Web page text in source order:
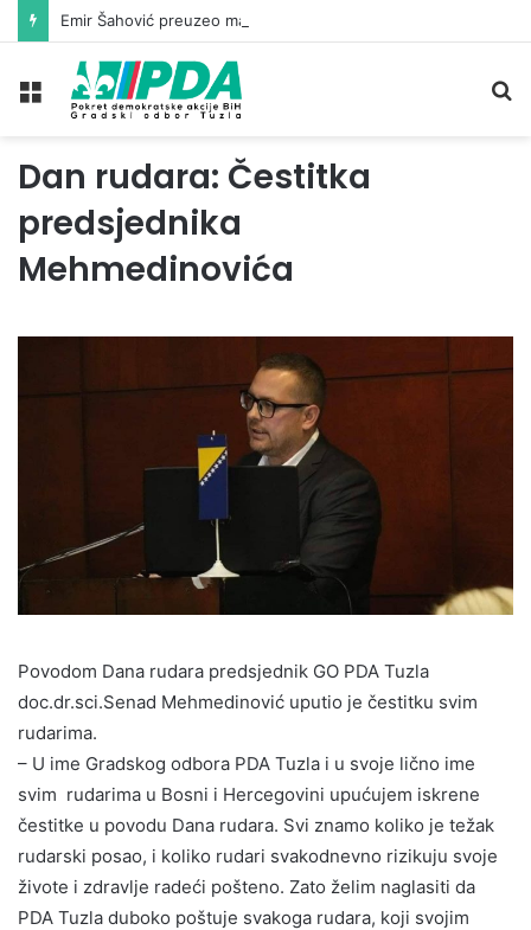
Meni
Dan rudara: Čestitka
predsjednika
Mehmedinovića
Povodom Dana rudara predsjednik GO PDA Tuzla
doc.dr.sci.Senad Mehmedinović uputio je čestitku svim
rudarima.
– U ime Gradskog odbora PDA Tuzla i u svoje lično ime
svim rudarima u Bosni i Hercegovini upućujem iskrene
čestitke u povodu Dana rudara. Svi znamo koliko je težak
rudarski posao, i koliko rudari svakodnevno rizikuju svoje
živote i zdravlje radeći pošteno. Zato želim naglasiti da
PDA Tuzla duboko poštuje svakoga rudara, koji svojim